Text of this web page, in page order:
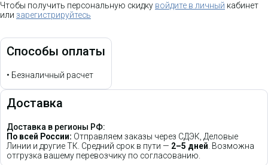
Чтобы получить персональную скидку войдите в личный кабинет
или зарегистрируйтесь
Способы оплаты
• Безналичный расчет
Доставка
Доставка в регионы РФ:
По всей России: Отправляем заказы через СДЭК, Деловые
Линии и другие ТК. Средний срок в пути — 2–5 дней. Возможна
отгрузка вашему перевозчику по согласованию.